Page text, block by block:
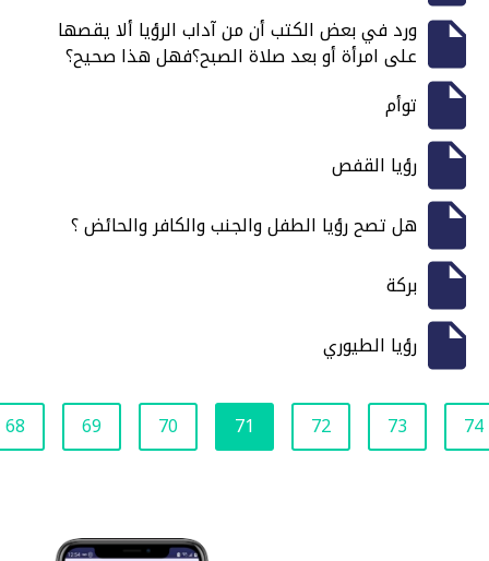
ورد في بعض الكتب أن من آداب الرؤيا ألا يقصها
على امرأة أو بعد صلاة الصبح؟فهل هذا صحيح؟
توأم
رؤيا القفص
هل تصح رؤيا الطفل والجنب والكافر والحائض ؟
بركة
رؤيا الطيوري
68 69 70 71 72 73 74